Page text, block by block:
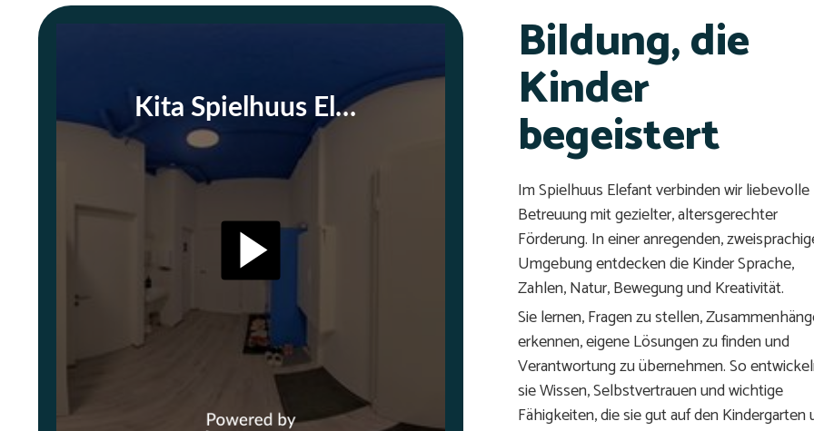
Kita Spielhuus Elefant GmbH
Bildung, die
Kinder
begeistert
Im Spielhuus Elefant verbinden wir liebevolle
Betreuung mit gezielter, altersgerechter
Förderung. In einer anregenden,
Umgebung entdecken die Kinder Sprache,
Zahlen, Natur, Bewegung und Kreativität.
Sie lernen, Fragen zu stellen,
erkennen, eigene Lösungen zu finden und
Verantwortung zu übernehmen. So
sie Wissen, Selbstvertrauen und wichtige
Fähigkeiten, die sie gut auf den Kindergarten